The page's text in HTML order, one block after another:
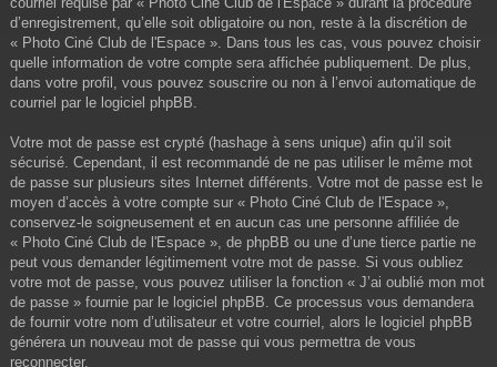
d’enregistrement, qu’elle soit obligatoire ou non, reste à la discrétion de
« Photo Ciné Club de l'Espace ». Dans tous les cas, vous pouvez choisir
quelle information de votre compte sera affichée publiquement. De plus,
dans votre profil, vous pouvez souscrire ou non à l’envoi automatique de
courriel par le logiciel phpBB.
Votre mot de passe est crypté (hashage à sens unique) afin qu’il soit
sécurisé. Cependant, il est recommandé de ne pas utiliser le même mot
de passe sur plusieurs sites Internet différents. Votre mot de passe est le
moyen d’accès à votre compte sur « Photo Ciné Club de l'Espace »,
conservez-le soigneusement et en aucun cas une personne affiliée de
« Photo Ciné Club de l'Espace », de phpBB ou une d’une tierce partie ne
peut vous demander légitimement votre mot de passe. Si vous oubliez
votre mot de passe, vous pouvez utiliser la fonction « J’ai oublié mon mot
de passe » fournie par le logiciel phpBB. Ce processus vous demandera
de fournir votre nom d’utilisateur et votre courriel, alors le logiciel phpBB
générera un nouveau mot de passe qui vous permettra de vous
reconnecter.